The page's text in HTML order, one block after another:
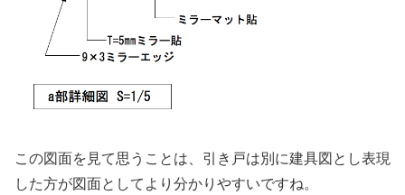
この図面を見て思うことは、引き戸は別に建具図とし表現
した方が図面としてより分かりやすいですね。